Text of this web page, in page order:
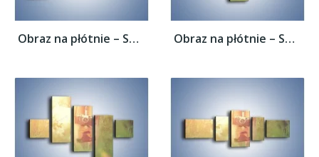
Obraz na płótnie – Spacer z aparatem –... Obraz na płótnie – Spacer z aparatem –...